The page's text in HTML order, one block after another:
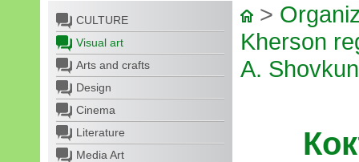
CULTURE
Visual art
Arts and crafts
Design
Cinema
Literature
Media Art
>
Kherson
A.